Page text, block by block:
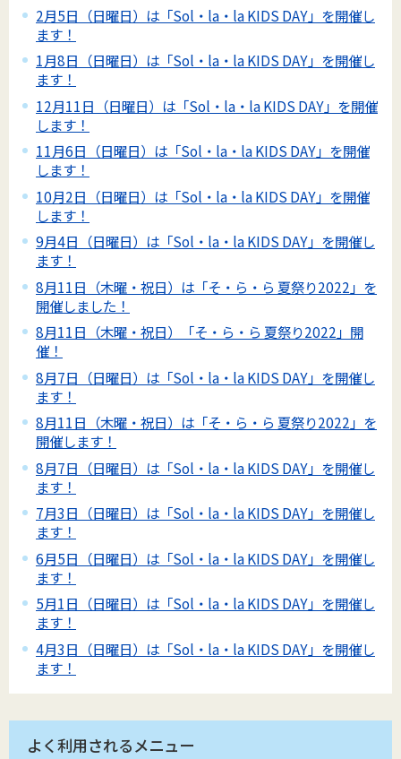
2月5日（日曜日）は「Sol・la・la KIDS DAY」を開催し
ます！
1月8日（日曜日）は「Sol・la・la KIDS DAY」を開催し
ます！
12月11日（日曜日）は「Sol・la・la KIDS DAY」を開催
します！
11月6日（日曜日）は「Sol・la・la KIDS DAY」を開催
します！
10月2日（日曜日）は「Sol・la・la KIDS DAY」を開催
します！
9月4日（日曜日）は「Sol・la・la KIDS DAY」を開催し
ます！
8月11日（木曜・祝日）は「そ・ら・ら 夏祭り2022」を
開催しました！
8月11日（木曜・祝日）「そ・ら・ら 夏祭り2022」開
催！
8月7日（日曜日）は「Sol・la・la KIDS DAY」を開催し
ます！
8月11日（木曜・祝日）は「そ・ら・ら 夏祭り2022」を
開催します！
8月7日（日曜日）は「Sol・la・la KIDS DAY」を開催し
ます！
7月3日（日曜日）は「Sol・la・la KIDS DAY」を開催し
ます！
6月5日（日曜日）は「Sol・la・la KIDS DAY」を開催し
ます！
5月1日（日曜日）は「Sol・la・la KIDS DAY」を開催し
ます！
4月3日（日曜日）は「Sol・la・la KIDS DAY」を開催し
ます！
よく利用されるメニュー